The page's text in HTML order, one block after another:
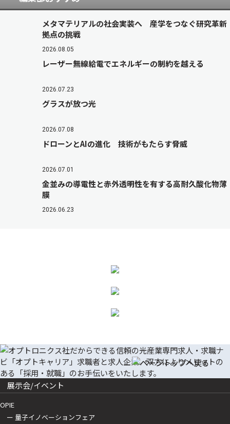
メタマテリアルの社会実装へ 産学をつなぐ研究革新
拠点の挑戦
2026.08.05
レーザー無線給電でエネルギーの制約を越える
2026.07.23
グラスが放つ光
2026.07.08
ドローンとAIの進化 技術がもたらす脅威
2026.07.01
金並みの導電性と赤外透明性を有する高耐久酸化物薄
膜
2026.06.23
展示会/イベント
OPIE
ー 量子イノベーションフェア